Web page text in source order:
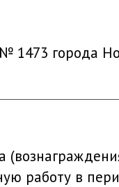
№ 1473 города
работу в